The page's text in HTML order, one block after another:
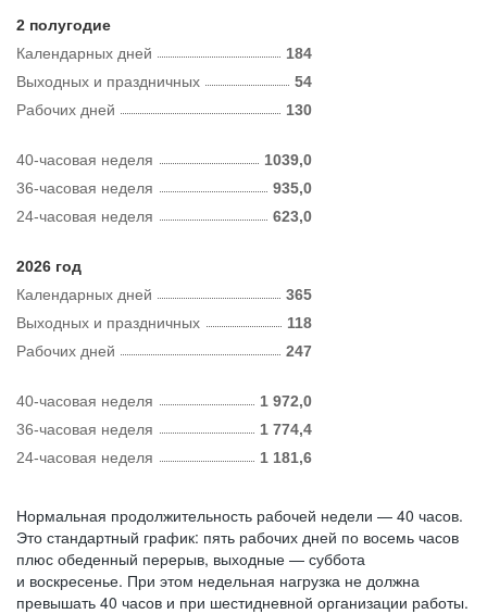
2 полугодие
Календарных дней
184
Рабочих дней 130
Выходных и праздничных 54
40-часовая неделя
1039,0
36-часовая неделя
935,0
24-часовая неделя
623,0
2026 год
Календарных дней
365
Рабочих дней 247
Выходных и праздничных 118
40-часовая неделя
1 972,0
36-часовая неделя
1 774,4
24-часовая неделя
1 181,6
Нормальная продолжительность рабочей недели — 40 часов.
Это стандартный график: пять рабочих дней по восемь часов
плюс обеденный перерыв, выходные — суббота
и воскресенье. При этом недельная нагрузка не должна
превышать 40 часов и при шестидневной организации работы.